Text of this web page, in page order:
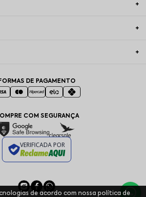
DE PAGAMENTO
COM SEGURANÇA
VERIFICADA POR
de acordo com nossa política de